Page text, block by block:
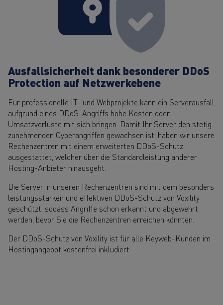
Ausfallsicherheit dank besonderer DDoS
Protection auf Netzwerkebene
Für professionelle IT- und Webprojekte kann ein Serverausfall
aufgrund eines DDoS-Angriffs hohe Kosten oder
Umsatzverluste mit sich bringen. Damit Ihr Server den stetig
zunehmenden Cyberangriffen gewachsen ist, haben wir unsere
Rechenzentren mit einem erweiterten DDoS-Schutz
ausgestattet, welcher über die Standardleistung anderer
Hosting-Anbieter hinausgeht.
Die Server in unseren Rechenzentren sind mit dem besonders
leistungsstarken und effektiven DDoS-Schutz von Voxility
geschützt, sodass Angriffe schon erkannt und abgewehrt
werden, bevor Sie die Rechenzentren erreichen könnten.
Der DDoS-Schutz von Voxility ist für alle Keyweb-Kunden im
Hostingangebot kostenfrei inkludiert.